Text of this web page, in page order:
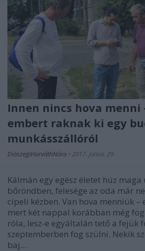
Innen nincs hova menni
embert raknak ki egy
munkásszállóról
DiószegiHorváthNóra • 2017. június 29.
Kálmán egy egész életet húz maga
bőröndben, felesége az oda már
cipeli kézben. Van hova menniük –
mert két nappal korábban még
róla, lesz-e egyáltalán tető a fejük
szeptemberben fog szülni. Nekik
baj…